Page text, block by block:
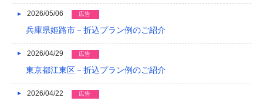
2023/03
2022/12
2026/05/06 広告
兵庫県姫路市－折込プラン例のご紹介
2026/04/29 広告
東京都江東区－折込プラン例のご紹介
2026/04/22 広告